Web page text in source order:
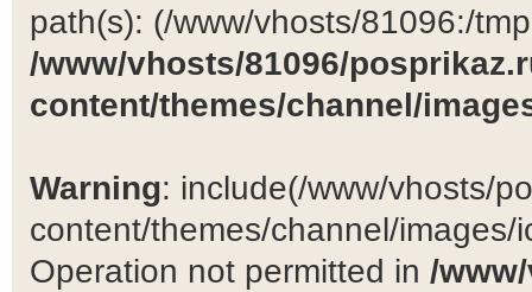
path(s): (/www/vhosts/81096:/
/www/vhosts/81096/
content/themes/channel/
Warning: include(/www/vhosts/
content/themes/channel/
Operation not permitted in /